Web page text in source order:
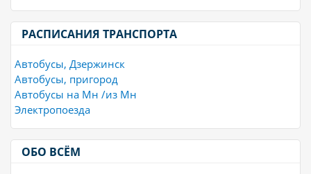
РАСПИСАНИЯ ТРАНСПОРТА
Автобусы, Дзержинск
Автобусы, пригород
Автобусы на Мн /из Мн
Электропоезда
ОБО ВСЁМ